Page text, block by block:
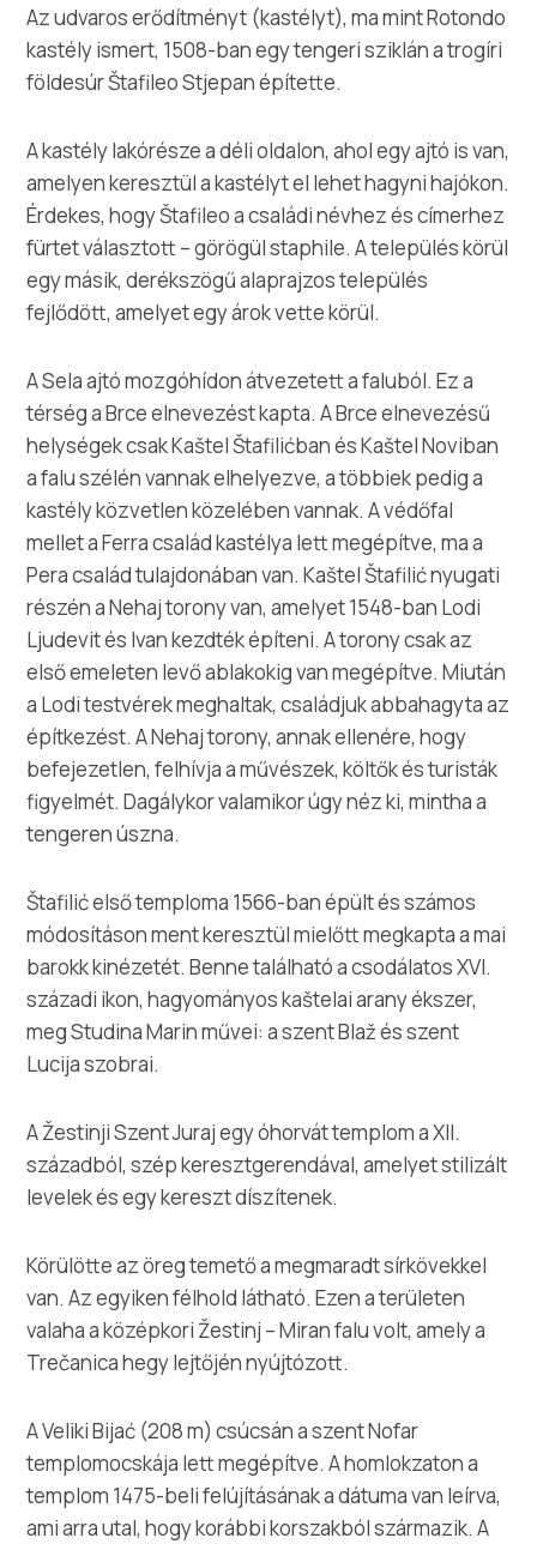
Safe in Dalmatia
hu
+385 21 227 933
info@kastela-info.hr
21216 Kaštel Stari, Hrvatska
Útvonalak
Az udvaros erődítményt (kastélyt), ma mint Rotondo
kastély ismert, 1508-ban egy tengeri sziklán a trogíri
földesúr Štafileo Stjepan építette.
A kastély lakórésze a déli oldalon, ahol egy ajtó is van,
amelyen keresztül a kastélyt el lehet hagyni hajókon.
Érdekes, hogy Štafileo a családi névhez és címerhez
fürtet választott – görögül staphile. A település körül
egy másik, derékszögű alaprajzos település
fejlődött, amelyet egy árok vette körül.
A Sela ajtó mozgóhídon átvezetett a faluból. Ez a
térség a Brce elnevezést kapta. A Brce elnevezésű
helységek csak Kaštel Štafilićban és Kaštel Noviban
a falu szélén vannak elhelyezve, a többiek pedig a
kastély közvetlen közelében vannak. A védőfal
mellet a Ferra család kastélya lett megépítve, ma a
Pera család tulajdonában van. Kaštel Štafilić nyugati
részén a Nehaj torony van, amelyet 1548-ban Lodi
Ljudevit és Ivan kezdték építeni. A torony csak az
első emeleten levő ablakokig van megépítve. Miután
a Lodi testvérek meghaltak, családjuk abbahagyta az
építkezést. A Nehaj torony, annak ellenére, hogy
befejezetlen, felhívja a művészek, költők és turisták
figyelmét. Dagálykor valamikor úgy néz ki, mintha a
tengeren úszna.
Štafilić első temploma 1566-ban épült és számos
módosításon ment keresztül mielőtt megkapta a mai
barokk kinézetét. Benne található a csodálatos XVI.
századi ikon, hagyományos kaštelai arany ékszer,
meg Studina Marin művei: a szent Blaž és szent
Lucija szobrai.
A Žestinji Szent Juraj egy óhorvát templom a XII.
századból, szép keresztgerendával, amelyet stilizált
levelek és egy kereszt díszítenek.
Körülötte az öreg temető a megmaradt sírkövekkel
van. Az egyiken félhold látható. Ezen a területen
valaha a középkori Žestinj – Miran falu volt, amely a
Trečanica hegy lejtőjén nyújtózott.
A Veliki Bijać (208 m) csúcsán a szent Nofar
templomocskája lett megépítve. A homlokzaton a
templom 1475-beli felújításának a dátuma van leírva,
ami arra utal, hogy korábbi korszakból származik. A